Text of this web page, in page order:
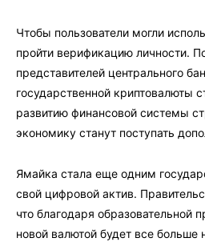
Чтобы пользователи могли
пройти верификацию личности.
представителей центрального
государственной криптовалюты
развитию финансовой системы
экономику станут поступать
Ямайка стала еще одним
свой цифровой актив.
что благодаря образовательной
новой валютой будет все больше